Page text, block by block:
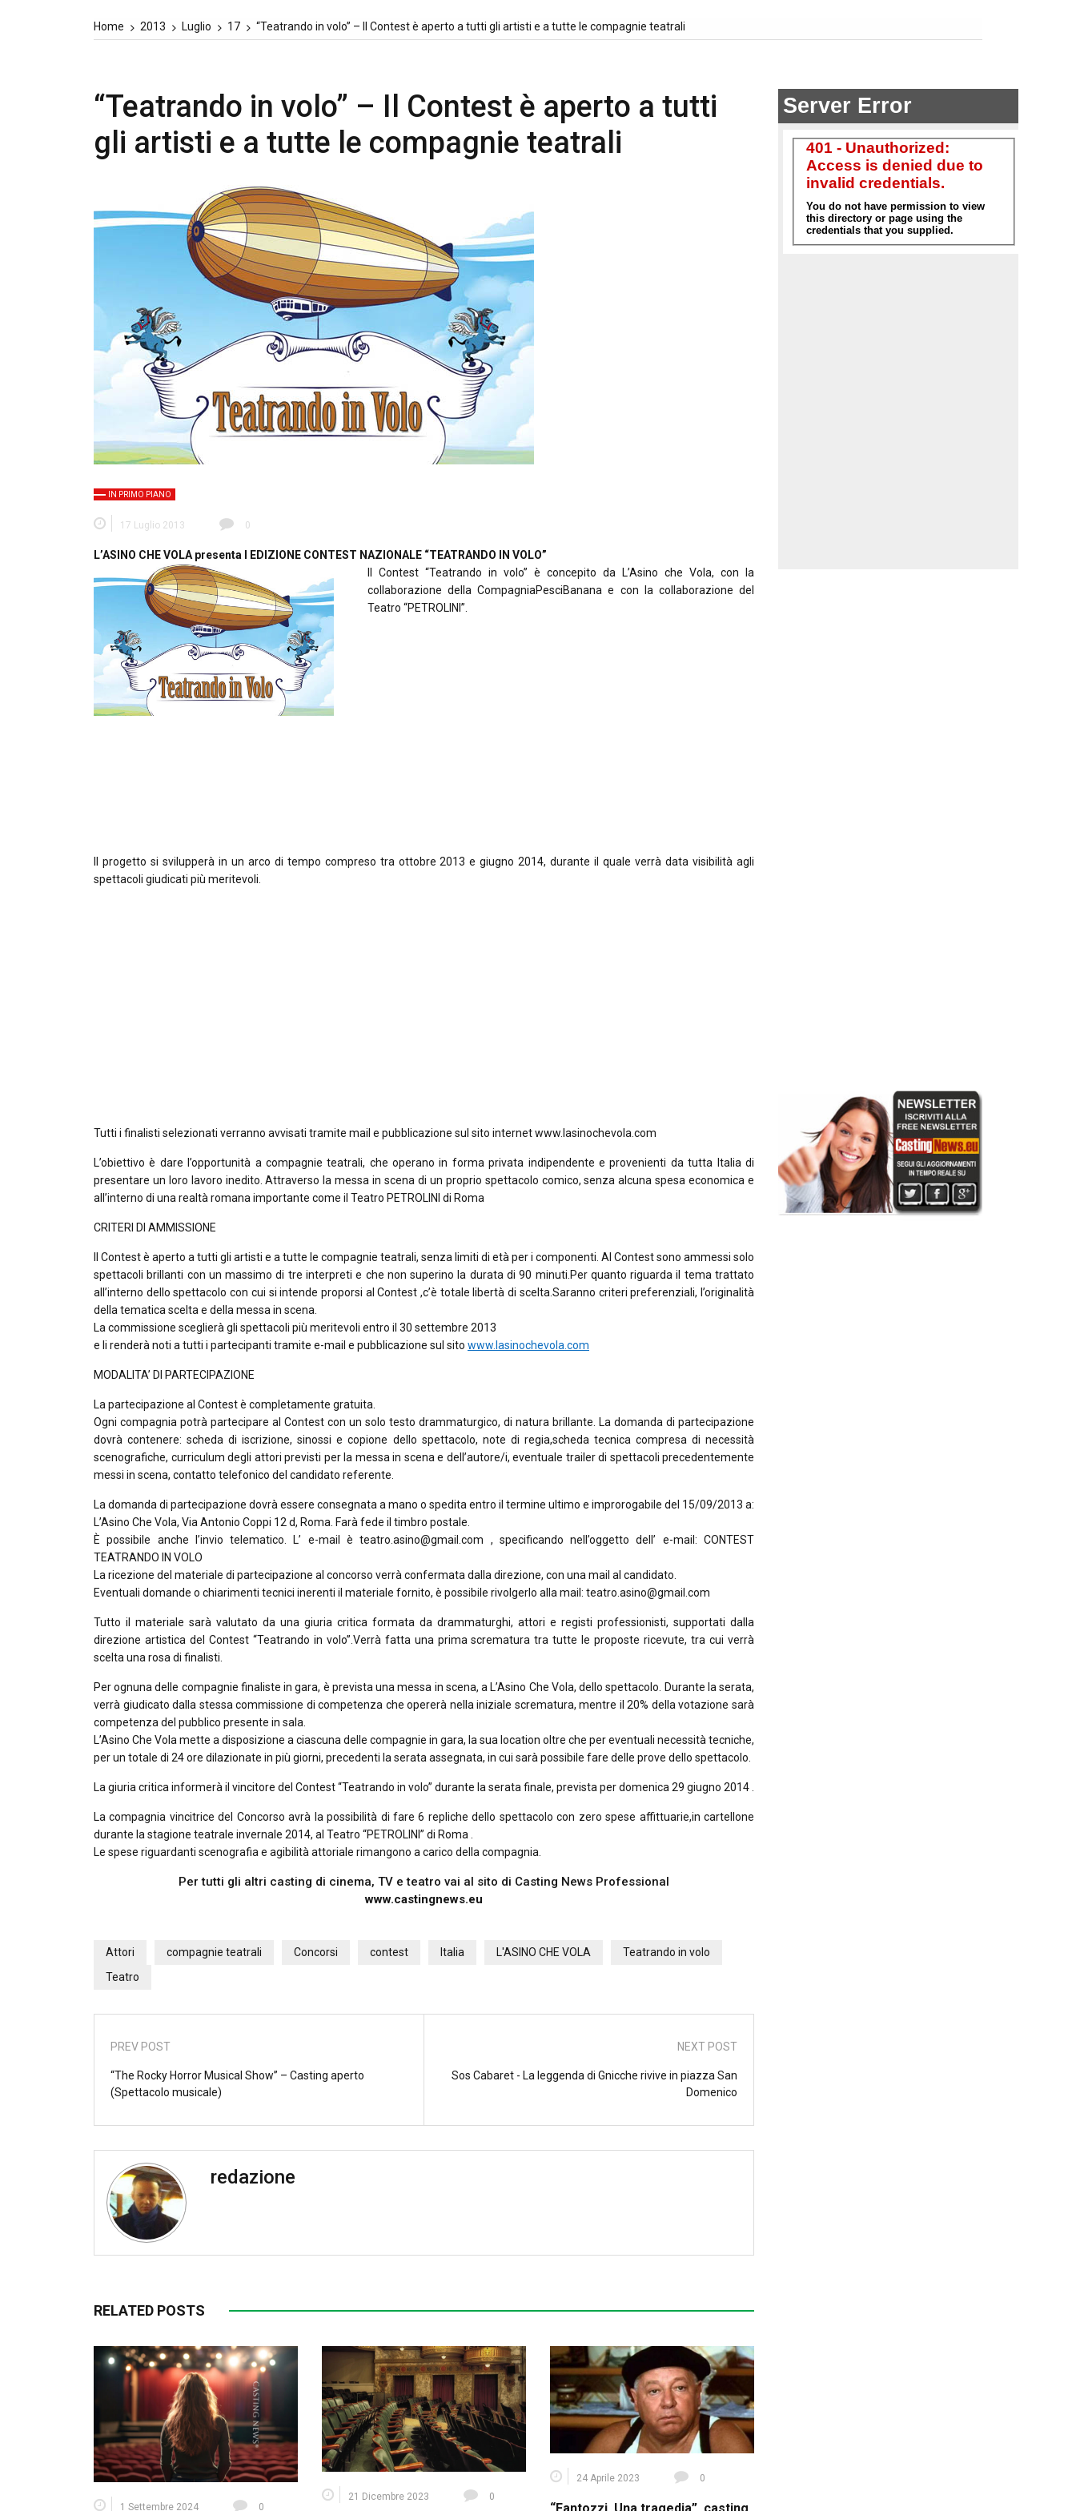
Home 2013 Luglio 17 “Teatrando in volo” – Il Contest è aperto a tutti gli artisti e a tutte le compagnie teatrali
“Teatrando in volo” – Il Contest è aperto a tutti
gli artisti e a tutte le compagnie teatrali
IN PRIMO PIANO
17 Luglio 2013 0
L’ASINO CHE VOLA presenta I EDIZIONE CONTEST NAZIONALE “TEATRANDO IN VOLO”
Il Contest “Teatrando in volo” è concepito da L’Asino che Vola, con la
collaborazione della CompagniaPesciBanana e con la collaborazione del
Teatro “PETROLINI”.
Il progetto si svilupperà in un arco di tempo compreso tra ottobre 2013 e giugno 2014, durante il quale verrà data visibilità agli
spettacoli giudicati più meritevoli.
Tutti i finalisti selezionati verranno avvisati tramite mail e pubblicazione sul sito internet www.lasinochevola.com
L’obiettivo è dare l’opportunità a compagnie teatrali, che operano in forma privata indipendente e provenienti da tutta Italia di
presentare un loro lavoro inedito. Attraverso la messa in scena di un proprio spettacolo comico, senza alcuna spesa economica e
all’interno di una realtà romana importante come il Teatro PETROLINI di Roma
CRITERI DI AMMISSIONE
Il Contest è aperto a tutti gli artisti e a tutte le compagnie teatrali, senza limiti di età per i componenti. Al Contest sono ammessi solo
spettacoli brillanti con un massimo di tre interpreti e che non superino la durata di 90 minuti.Per quanto riguarda il tema trattato
all’interno dello spettacolo con cui si intende proporsi al Contest ,c’è totale libertà di scelta.Saranno criteri preferenziali, l’originalità
della tematica scelta e della messa in scena.
La commissione sceglierà gli spettacoli più meritevoli entro il 30 settembre 2013
e li renderà noti a tutti i partecipanti tramite e-mail e pubblicazione sul sito www.lasinochevola.com
MODALITA’ DI PARTECIPAZIONE
La partecipazione al Contest è completamente gratuita.
Ogni compagnia potrà partecipare al Contest con un solo testo drammaturgico, di natura brillante. La domanda di partecipazione
dovrà contenere: scheda di iscrizione, sinossi e copione dello spettacolo, note di regia,scheda tecnica compresa di necessità
scenografiche, curriculum degli attori previsti per la messa in scena e dell’autore/i, eventuale trailer di spettacoli precedentemente
messi in scena, contatto telefonico del candidato referente.
La domanda di partecipazione dovrà essere consegnata a mano o spedita entro il termine ultimo e improrogabile del 15/09/2013 a:
L’Asino Che Vola, Via Antonio Coppi 12 d, Roma. Farà fede il timbro postale.
È possibile anche l’invio telematico. L’ e-mail è teatro.asino@gmail.com , specificando nell’oggetto dell’ e-mail: CONTEST
TEATRANDO IN VOLO
La ricezione del materiale di partecipazione al concorso verrà confermata dalla direzione, con una mail al candidato.
Eventuali domande o chiarimenti tecnici inerenti il materiale fornito, è possibile rivolgerlo alla mail: teatro.asino@gmail.com
Tutto il materiale sarà valutato da una giuria critica formata da drammaturghi, attori e registi professionisti, supportati dalla
direzione artistica del Contest “Teatrando in volo”.Verrà fatta una prima scrematura tra tutte le proposte ricevute, tra cui verrà
scelta una rosa di finalisti.
Per ognuna delle compagnie finaliste in gara, è prevista una messa in scena, a L’Asino Che Vola, dello spettacolo. Durante la serata,
verrà giudicato dalla stessa commissione di competenza che opererà nella iniziale scrematura, mentre il 20% della votazione sarà
competenza del pubblico presente in sala.
L’Asino Che Vola mette a disposizione a ciascuna delle compagnie in gara, la sua location oltre che per eventuali necessità tecniche,
per un totale di 24 ore dilazionate in più giorni, precedenti la serata assegnata, in cui sarà possibile fare delle prove dello spettacolo.
La giuria critica informerà il vincitore del Contest “Teatrando in volo” durante la serata finale, prevista per domenica 29 giugno 2014 .
La compagnia vincitrice del Concorso avrà la possibilità di fare 6 repliche dello spettacolo con zero spese affittuarie,in cartellone
durante la stagione teatrale invernale 2014, al Teatro “PETROLINI” di Roma .
Le spese riguardanti scenografia e agibilità attoriale rimangono a carico della compagnia.
Per tutti gli altri casting di cinema, TV e teatro vai al sito di Casting News Professional
www.castingnews.eu
Attori compagnie teatrali Concorsi contest Italia L'ASINO CHE VOLA
Teatrando in volo
Teatro
PREV POST
“The Rocky Horror Musical Show” – Casting aperto
(Spettacolo musicale)
NEXT POST
Sos Cabaret - La leggenda di Gnicche rivive in piazza San
Domenico
redazione
RELATED POSTS
1 Settembre 2024 0
21 Dicembre 2023 0
24 Aprile 2023 0
“Fantozzi. Una tragedia”, casting